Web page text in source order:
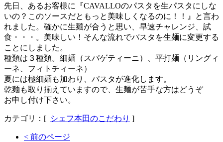
先日、あるお客様に『CAVALLOのパスタを生パスタにしな
いの？このソースだともっと美味しくなるのに！！』と言わ
れました。確かに生麺が合うと思い、早速チャレンジ、試
食・・・。美味しい！そんな流れでパスタを生麺に変更する
ことにしました。
種類は３種類。細麺（スパゲティーニ）、平打麺（リングィ
ーネ、フィトチィーネ）
夏には極細麺も加わり、パスタが進化します。
乾麺も取り揃えていますので、生麺が苦手な方はどうぞ
お申し付け下さい。
カテゴリ：[ シェフ本田のこだわり ]
< 前のページ